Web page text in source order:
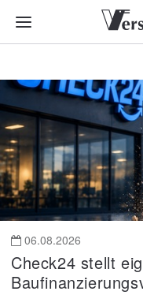
für
und
Vermittler
06.08.2026
Check24 stellt